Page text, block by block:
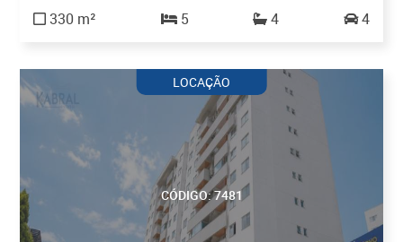
330 m² 5 4 4
CÓDIGO: 7481
LOCAÇÃO